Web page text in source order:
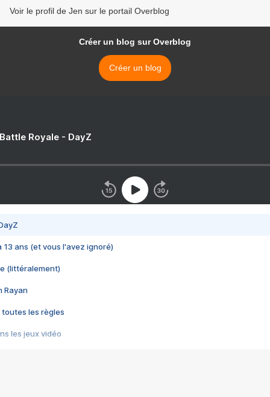
Voir le profil de Jen sur le portail Overblog
Créer un blog sur Overblog
Créer un blog
Royale - DayZ
13 ans (et vous l'avez ignoré)
(littéralement)
Rayan
toutes les règles
les jeux vidéo